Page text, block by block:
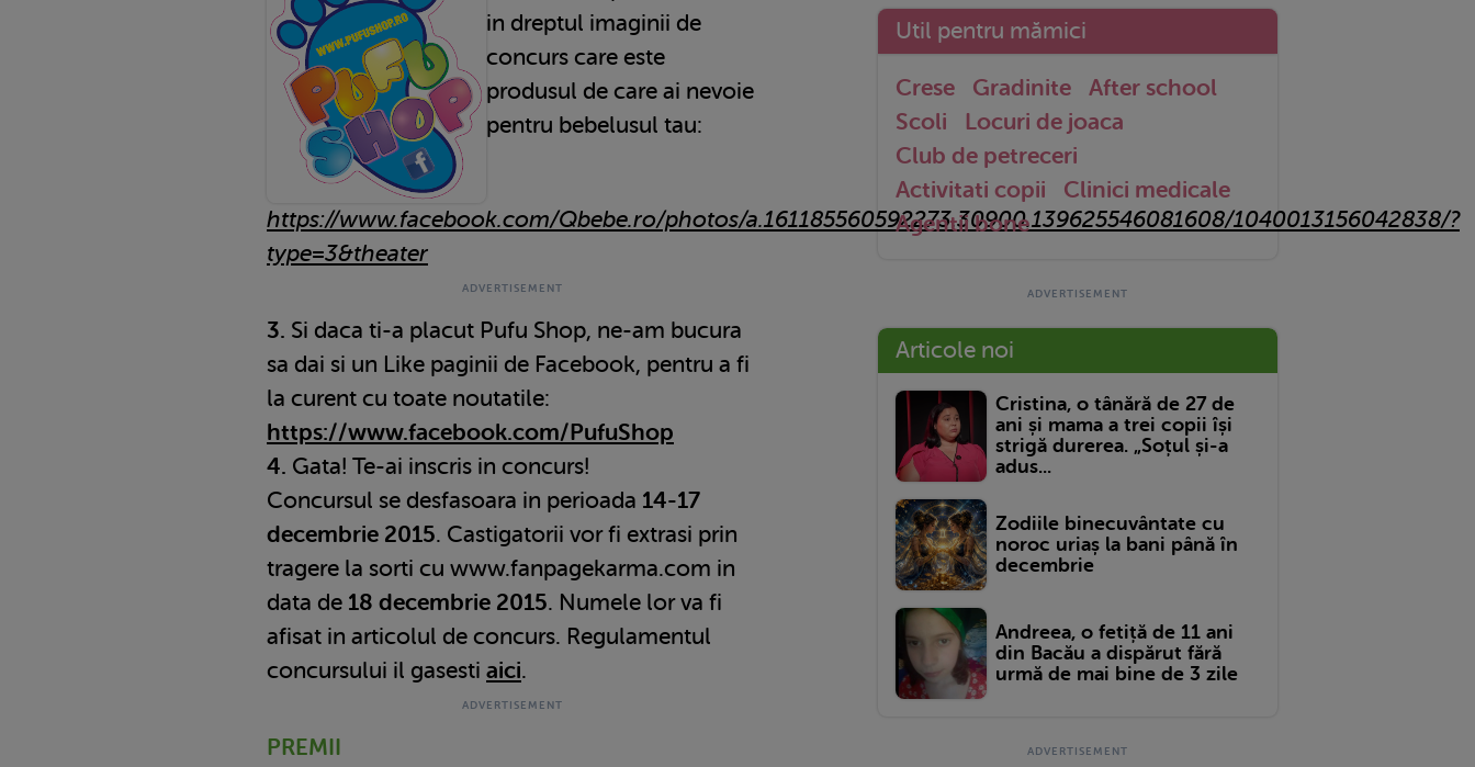
in dreptul imaginii de
concurs care este
produsul de care ai nevoie
pentru bebelusul tau:
https://www.facebook.com/Qbebe.ro/photos/a.161185560592273.30900.139625546081608/1040013156042838/?
type=3&theater
3. Si daca ti-a placut Pufu Shop, ne-am bucura
sa dai si un Like paginii de Facebook, pentru a fi
la curent cu toate noutatile:
https://www.facebook.com/PufuShop
4. Gata! Te-ai inscris in concurs!
Concursul se desfasoara in perioada 14-17
decembrie 2015. Castigatorii vor fi extrasi prin
tragere la sorti cu www.fanpagekarma.com in
data de 18 decembrie 2015. Numele lor va fi
afisat in articolul de concurs. Regulamentul
concursului il gasesti aici.
PREMII
Util pentru mămici
Crese Gradinite
After school
Scoli
Locuri de joaca
Club de petreceri
Activitati copii
Clinici medicale
Agentii bone
Articole noi
Cristina, o tânără de 27 de
ani și mama a trei copii își
strigă durerea. „Soțul și-a
adus...
Zodiile binecuvântate cu
noroc uriaș la bani până în
decembrie
Andreea, o fetiță de 11 ani
din Bacău a dispărut fără
urmă de mai bine de 3 zile